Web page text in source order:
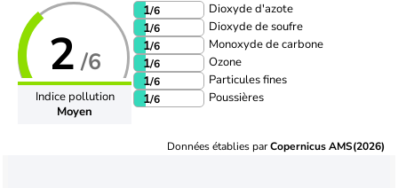
2 /6
Indice pollution
Moyen
1/6 Dioxyde d'azote
1/6 Dioxyde de soufre
1/6 Monoxyde de carbone
1/6 Ozone
1/6 Particules fines
1/6 Poussières
Données établies parCopernicus AMS(2026)